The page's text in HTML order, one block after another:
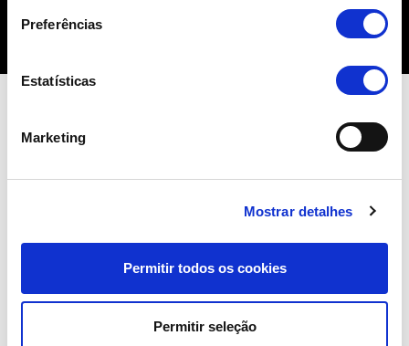
Preferências
Estatísticas
Marketing
Mostrar detalhes
Permitir todos os cookies
Permitir seleção
La protección de la privacidad y de los datos
personales es una prioridad para Pluricall –
Contact Centre Services, S. A. y un claro
Esta política se refiere a las prácticas de
privacidad en el ámbito de la actividad
desarrollada por Pluricall incluyendo los